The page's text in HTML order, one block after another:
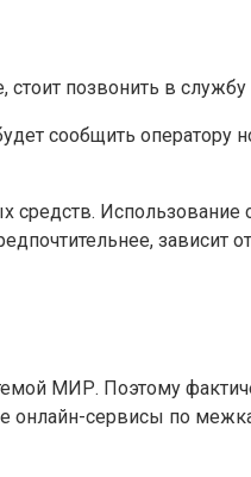
позвонить в
сообщить оператору
зависит
МИР. Поэтому
сервисы по